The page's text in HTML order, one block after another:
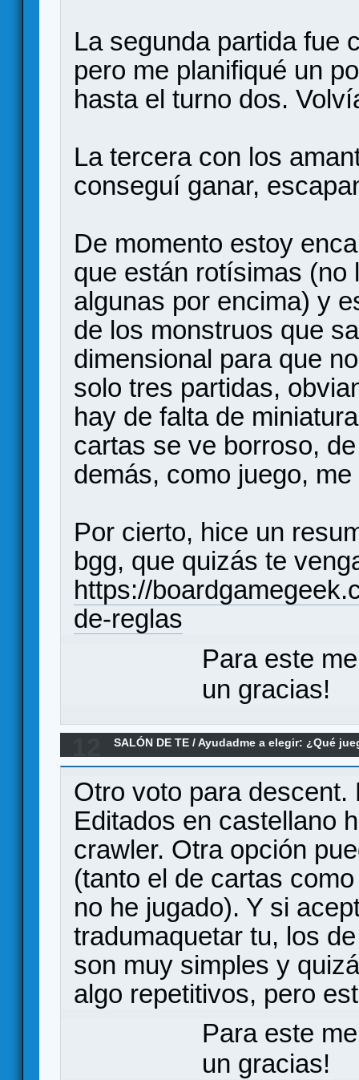
La segunda partida fue
pero me planifiqué un
hasta el turno dos.
La tercera con los
conseguí ganar,
De momento estoy
que están rotísimas (no
algunas por encima) y
de los monstruos que
dimensional para que
solo tres partidas,
hay de falta de
cartas se ve borroso,
demás, como juego,
Por cierto, hice un
bgg, que quizás te
https://
de-reglas
Para este
un gracias!
SALÓN DE TE /Ayudadme a elegir: ¿Qué
Otro voto para
Editados en castellano
crawler. Otra opción
(tanto el de cartas
no he jugado). Y si
tradumaquetar tu, los
son muy simples y
algo repetitivos, pero
Para este
un gracias!